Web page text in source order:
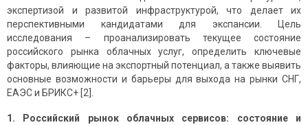
экспертизой и развитой инфраструктурой, что делает их
перспективными кандидатами для экспансии. Цель
исследования – проанализировать текущее состояние
российского рынка облачных услуг, определить ключевые
факторы, влияющие на экспортный потенциал, а также выявить
основные возможности и барьеры для выхода на рынки СНГ,
ЕАЭС и БРИКС+ [2].
1. Российский рынок облачных сервисов: состояние и